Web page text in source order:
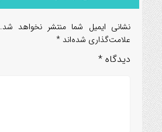
نشانی ایمیل شما منتشر نخواهد شد.
علامت‌گذاری شده‌اند *
دیدگاه *